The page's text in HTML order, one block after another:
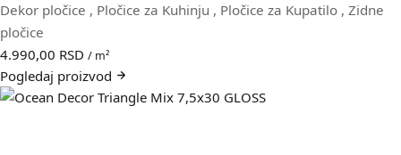
Dekor pločice , Pločice za Kuhinju , Pločice za Kupatilo , Zidne
pločice
4.990,00 RSD / m²
Pogledaj proizvod